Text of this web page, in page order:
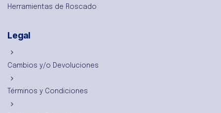
Herramientas de Roscado
Legal
Cambios y/o Devoluciones
Términos y Condiciones